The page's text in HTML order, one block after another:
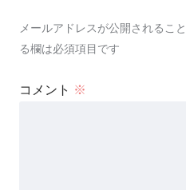
メールアドレスが公開されるこ
る欄は必須項目です
コメント ※